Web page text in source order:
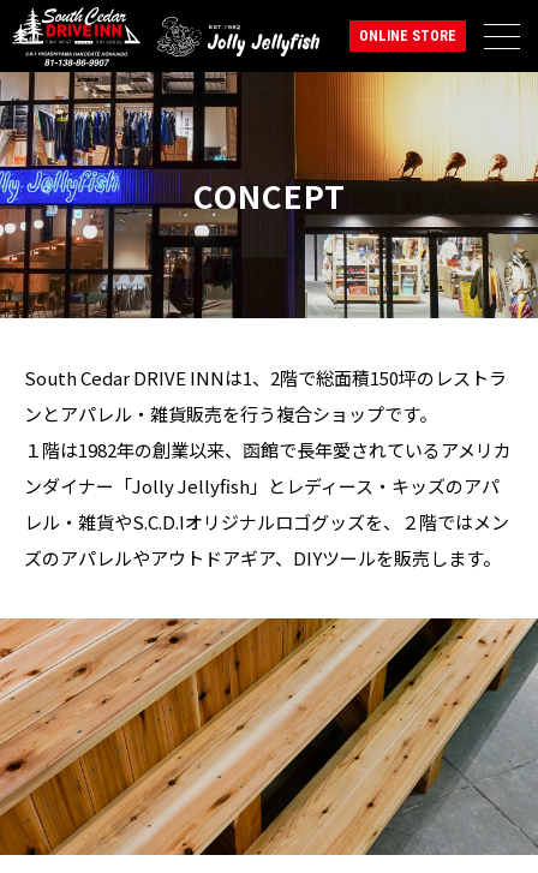
ONLINE STORE
CONCEPT
South Cedar DRIVE INNは1、2階で総面積150坪のレストラ
ンとアパレル・雑貨販売を行う複合ショップです。
１階は1982年の創業以来、函館で長年愛されているアメリカ
ンダイナー「Jolly Jellyfish」と レディース・キッズのアパ
レル・雑貨やS.C.D.Iオリジナルロゴグッズを、
２階ではメン
ズのアパレルやアウトドアギア、DIYツールを販売します。